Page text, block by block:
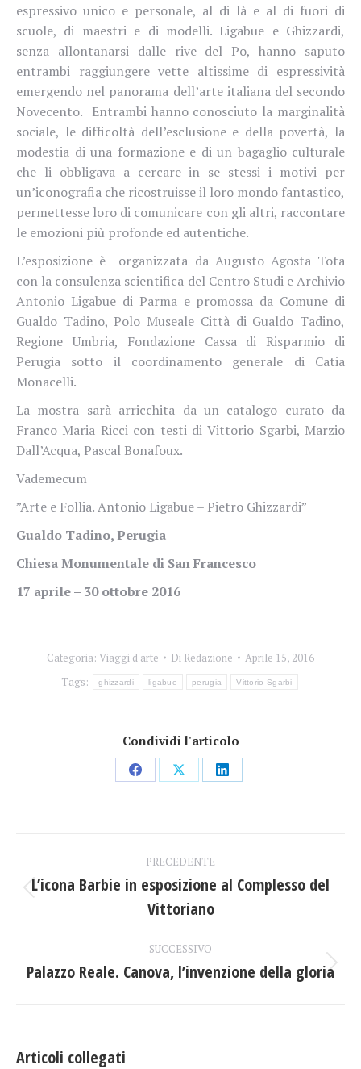
espressivo unico e personale, al di là e al di fuori di
scuole, di maestri e di modelli. Ligabue e Ghizzardi,
senza allontanarsi dalle rive del Po, hanno saputo
entrambi raggiungere vette altissime di espressività
emergendo nel panorama dell’arte italiana del secondo
Novecento. Entrambi hanno conosciuto la marginalità
sociale, le difficoltà dell’esclusione e della povertà, la
modestia di una formazione e di un bagaglio culturale
che li obbligava a cercare in se stessi i motivi per
un’iconografia che ricostruisse il loro mondo fantastico,
permettesse loro di comunicare con gli altri, raccontare
le emozioni più profonde ed autentiche.
L’esposizione è organizzata da Augusto Agosta Tota
con la consulenza scientifica del Centro Studi e Archivio
Antonio Ligabue di Parma e promossa da Comune di
Gualdo Tadino, Polo Museale Città di Gualdo Tadino,
Regione Umbria, Fondazione Cassa di Risparmio di
Perugia sotto il coordinamento generale di Catia
Monacelli.
La mostra sarà arricchita da un catalogo curato da
Franco Maria Ricci con testi di Vittorio Sgarbi, Marzio
Dall’Acqua, Pascal Bonafoux.
Vademecum
”Arte e Follia. Antonio Ligabue – Pietro Ghizzardi”
Gualdo Tadino, Perugia
Chiesa Monumentale di San Francesco
17 aprile – 30 ottobre 2016
Categoria: Viaggi d'arte Di Redazione
Aprile 15, 2016
Tags:
ghizzardi ligabue perugia Vittorio Sgarbi
Condividi l'articolo
CondividiCondividiCondividi
tra
post
PRECEDENTE
Post
precedente:
L’icona Barbie in esposizione al Complesso del
Vittoriano
SUCCESSIVO
Prossimo
Palazzo Reale. Canova, l’invenzione della gloria
Articoli collegati